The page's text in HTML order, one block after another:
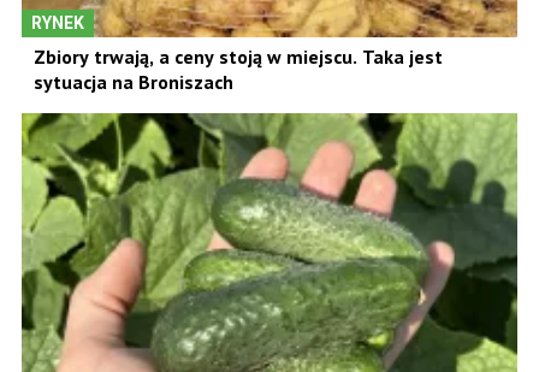
RYNEK
Zbiory trwają, a ceny stoją w miejscu. Taka jest
sytuacja na Broniszach